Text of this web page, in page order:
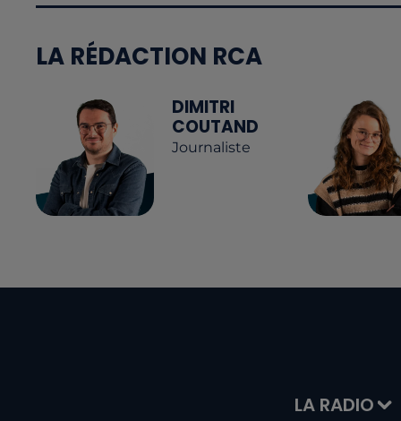
LA RÉDACTION RCA
DIMITRI
COUTAND
Journaliste
LA RADIO